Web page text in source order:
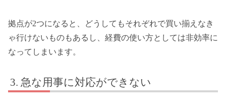
拠点が2つになると、どうしてもそれぞれで買い揃えなき
ゃ行けないものもあるし、経費の使い方としては非効率に
なってしまいます。
急な用事に対応ができない